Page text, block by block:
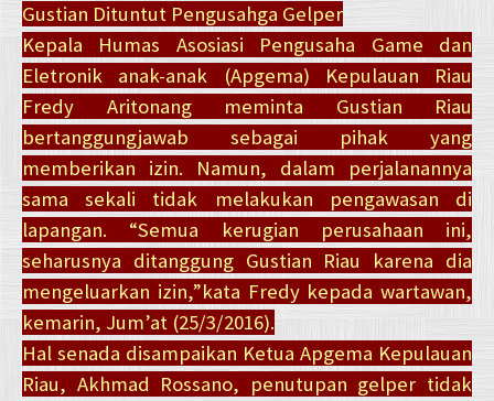
Gustian Dituntut Pengusahga Gelper
Kepala Humas Asosiasi Pengusaha Game dan
Eletronik anak-anak (Apgema) Kepulauan Riau
Fredy Aritonang meminta Gustian Riau
bertanggungjawab sebagai pihak yang
memberikan izin. Namun, dalam perjalanannya
sama sekali tidak melakukan pengawasan di
lapangan. “Semua kerugian perusahaan ini,
seharusnya ditanggung Gustian Riau karena dia
mengeluarkan izin,”kata Fredy kepada wartawan,
kemarin, Jum’at (25/3/2016).
Hal senada disampaikan Ketua Apgema Kepulauan
Riau, Akhmad Rossano, penutupan gelper tidak